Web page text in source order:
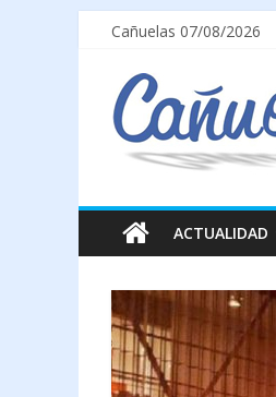
Cañuelas 07/08/2026
ACTUALIDAD